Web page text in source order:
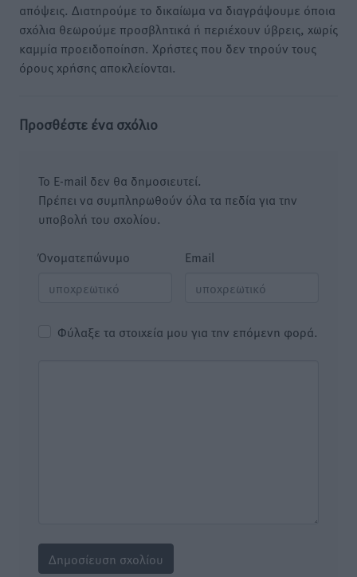
απόψεις. Διατηρούμε το δικαίωμα να διαγράψουμε όποια
σχόλια θεωρούμε προσβλητικά ή περιέχουν ύβρεις, χωρίς
καμμία προειδοποίηση. Χρήστες που δεν τηρούν τους
όρους χρήσης αποκλείονται.
Προσθέστε ένα σχόλιο
Το E-mail δεν θα δημοσιευτεί.
Πρέπει να συμπληρωθούν όλα τα πεδία για την
υποβολή του σχολίου.
Όνοματεπώνυμο Email
Φύλαξε τα στοιχεία μου για την επόμενη φορά.